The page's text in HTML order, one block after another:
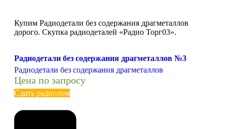
Купим Радиодетали без содержания драгметаллов
дорого. Скупка радиодеталей «Радио Торг03».
Радиодетали без содержания драгметаллов №3
Радиодетали без содержания драгметаллов
Цена по запросу
Сдать радиолом